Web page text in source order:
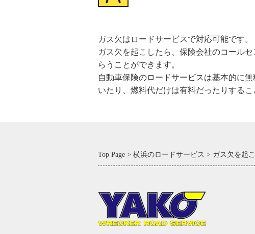
ガス欠はロードサービスで対応可能です。
ガス欠を起こしたら、保険会社のコール
らうことができます。
自動車保険のロードサービスは基本的に
いたり、燃料代だけは有料だったりする
Top Page 横浜のロードサービス ガス欠を起